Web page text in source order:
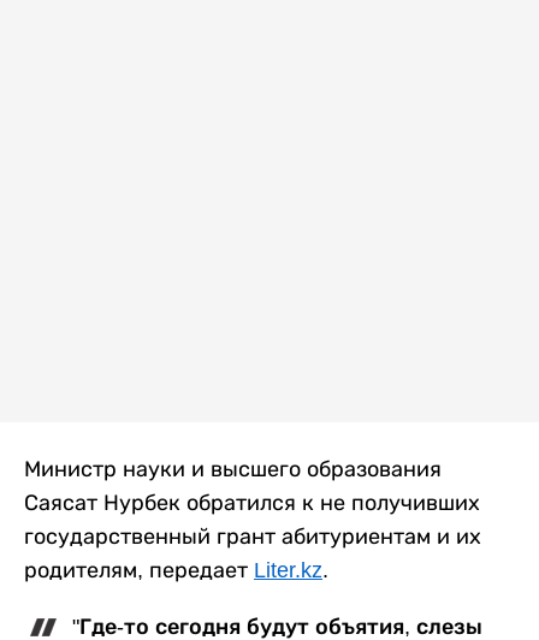
Министр науки и высшего образования
Саясат Нурбек обратился к не получивших
государственный грант абитуриентам и их
родителям, передает Liter.kz.
"Где-то сегодня будут объятия, слезы